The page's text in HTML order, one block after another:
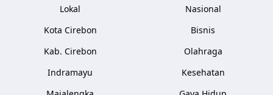
Lokal
Kota Cirebon
Kab. Cirebon
Indramayu
Nasional
Bisnis
Olahraga
Kesehatan